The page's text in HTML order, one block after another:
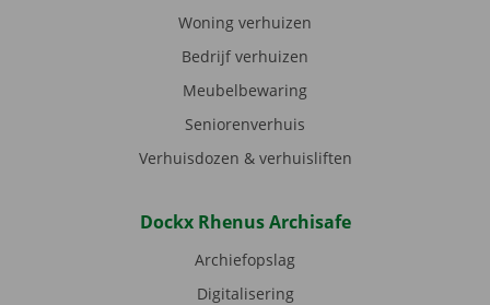
Woning verhuizen
Bedrijf verhuizen
Meubelbewaring
Seniorenverhuis
Verhuisdozen & verhuisliften
Dockx Rhenus Archisafe
Archiefopslag
Digitalisering